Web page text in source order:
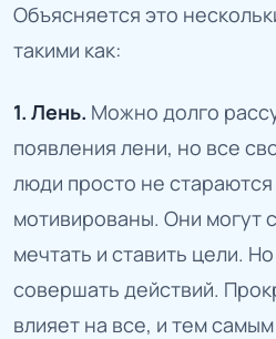
Объясняется это
такими как:
1. Лень. Можно долго
появления лени, но все
люди просто не
мотивированы. Они могут
мечтать и ставить цели.
совершать действий.
влияет на все, и тем